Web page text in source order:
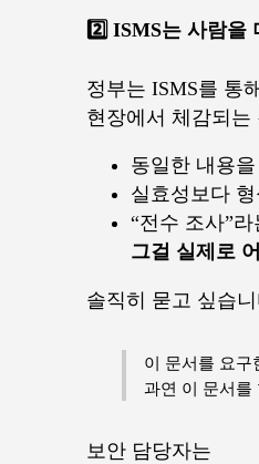
2️⃣ ISMS는 사람을
정부는 ISMS를 통
현장에서 체감되는
동일한 내용
실효성보다
“전수 조사”
그걸 실제로
솔직히 묻고 싶습
이 문서를 요구
과연 이 문서를
보안 담당자는